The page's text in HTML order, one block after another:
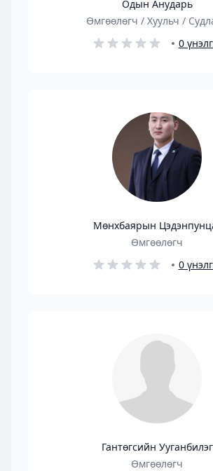
Одын Анударь
Өмгөөлөгч / Хуульч /
0
Мөнхбаярын
Өмгөөлөгч
0
Гантөгсийн Ууганбилэг
Өмгөөлөгч